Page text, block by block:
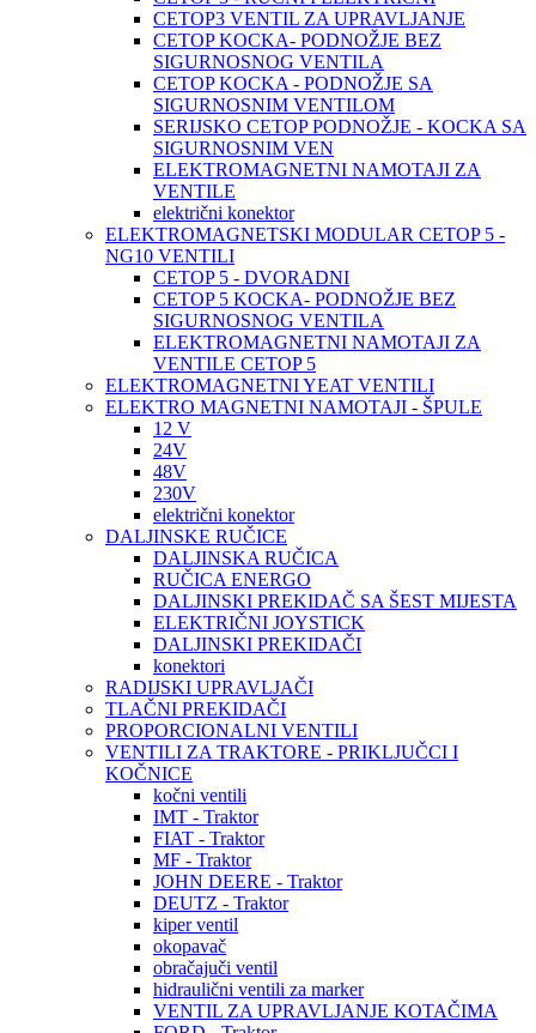
CETOP3 VENTIL ZA UPRAVLJANJE
CETOP KOCKA- PODNOŽJE BEZ
SIGURNOSNOG VENTILA
CETOP KOCKA - PODNOŽJE SA
SIGURNOSNIM VENTILOM
SERIJSKO CETOP PODNOŽJE - KOCKA SA
SIGURNOSNIM VEN
ELEKTROMAGNETNI NAMOTAJI ZA
VENTILE
električni konektor
ELEKTROMAGNETSKI MODULAR CETOP 5 -
NG10 VENTILI
CETOP 5 - DVORADNI
CETOP 5 KOCKA- PODNOŽJE BEZ
SIGURNOSNOG VENTILA
ELEKTROMAGNETNI NAMOTAJI ZA
VENTILE CETOP 5
ELEKTROMAGNETNI YEAT VENTILI
ELEKTRO MAGNETNI NAMOTAJI - ŠPULE
12 V
24V
48V
230V
električni konektor
DALJINSKE RUČICE
DALJINSKA RUČICA
RUČICA ENERGO
DALJINSKI PREKIDAČ SA ŠEST MIJESTA
ELEKTRIČNI JOYSTICK
DALJINSKI PREKIDAČI
konektori
RADIJSKI UPRAVLJAČI
TLAČNI PREKIDAČI
PROPORCIONALNI VENTILI
VENTILI ZA TRAKTORE - PRIKLJUČCI I
KOČNICE
kočni ventili
IMT - Traktor
FIAT - Traktor
MF - Traktor
JOHN DEERE - Traktor
DEUTZ - Traktor
kiper ventil
okopavač
obračajuči ventil
hidraulični ventili za marker
VENTIL ZA UPRAVLJANJE KOTAČIMA